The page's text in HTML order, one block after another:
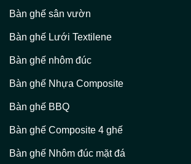
Bàn ghế sân vườn
Bàn ghế Lưới Textilene
Bàn ghế nhôm đúc
Bàn ghế Nhựa Composite
Bàn ghế BBQ
Bàn ghế Composite 4 ghế
Bàn ghế Nhôm đúc mặt đá